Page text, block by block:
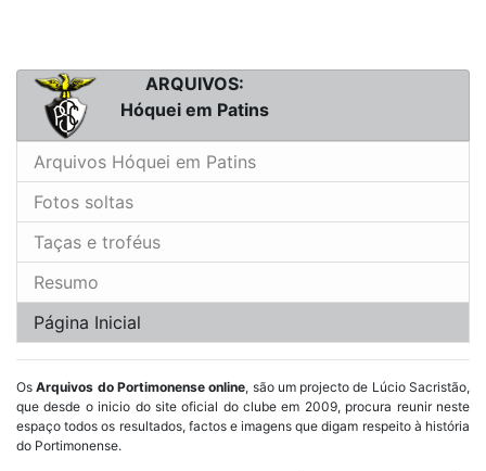
ARQUIVOS:
Hóquei em Patins
Arquivos Hóquei em Patins
Fotos soltas
Taças e troféus
Resumo
Página Inicial
OsArquivos do Portimonense online, são um projecto de Lúcio Sacristão,
que desde o inicio do site oficial do clube em 2009, procura reunir neste
espaço todos os resultados, factos e imagens que digam respeito à história
do Portimonense.